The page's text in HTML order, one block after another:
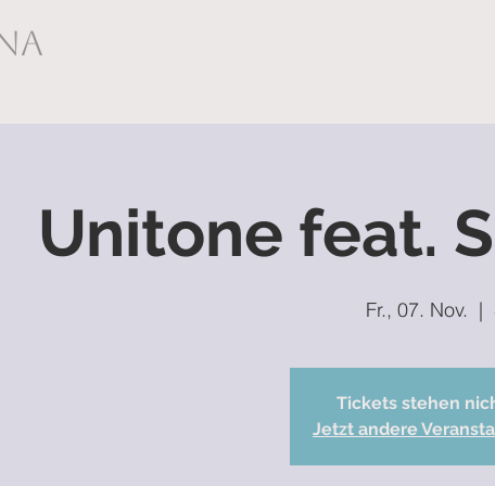
Unitone feat.
Fr., 07. Nov.
  |
Tickets stehen
Jetzt andere